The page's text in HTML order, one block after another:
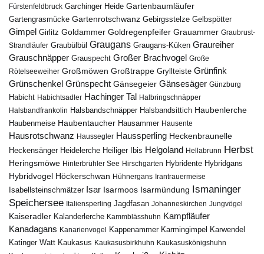
Fürstenfeldbruck Garchinger Heide Gartenbaumläufer
Gartengrasmücke Gartenrotschwanz Gebirgsstelze Gelbspötter
Gimpel Girlitz Goldammer Goldregenpfeifer Grauammer Graubrust-
Strandläufer Graubülbül Graugans Graugans-Küken Graureiher
Grauschnäpper Grauspecht Großer Brachvogel Große
Rötelseeweiher Großmöwen Großtrappe Gryllteiste Grünfink
Grünschenkel Grünspecht Gänsegeier Gänsesäger Günzburg
Habicht Habichtsadler Hachinger Tal Halbringschnäpper
Halsbandfrankolin Halsbandschnäpper Halsbandsittich Haubenlerche
Haubenmeise Haubentaucher Hausammer Hausente
Hausrotschwanz Haussegler Haussperling Heckenbraunelle
Heckensänger Heidelerche Heiliger Ibis Helgoland Hellabrunn Herbst
Heringsmöwe Hinterbrühler See Hirschgarten Hybridente Hybridgans
Hybridvogel Höckerschwan Hühnergans Irantrauermeise
Isabellsteinschmätzer Isar Isarmoos Isarmündung Ismaninger
Speichersee Italiensperling Jagdfasan Johanneskirchen Jungvögel
Kaiseradler Kalanderlerche Kammblässhuhn Kampfläufer
Kanadagans Kanarienvogel Kappenammer Karmingimpel Karwendel
Katinger Watt Kaukasus Kaukasusbirkhuhn Kaukasuskönigshuhn